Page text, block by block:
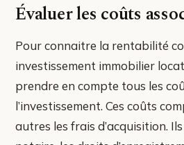
Évaluer les coûts
Pour connaitre la rentabilité
investissement immobilier
prendre en compte tous les
l’investissement. Ces coûts
autres les frais d’acquisition.